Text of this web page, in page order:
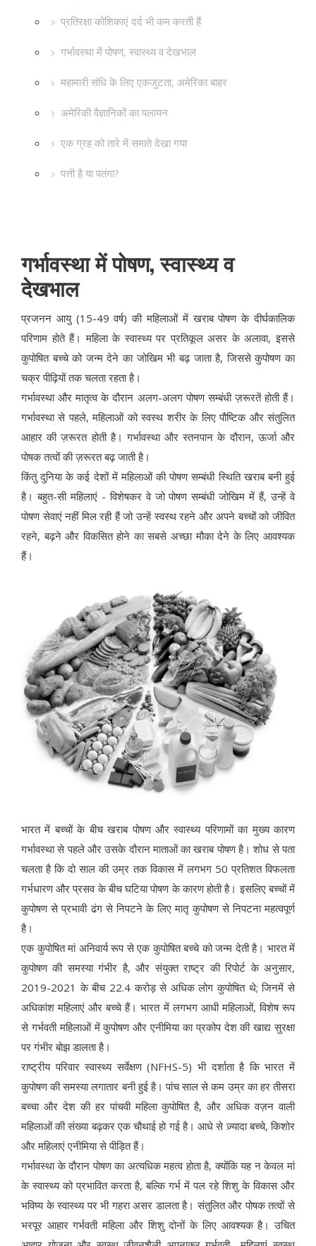
प्रतिरक्षा कोशिकाएं दर्द भी कम करती हैं
गर्भावस्था में पोषण, स्वास्थ्य व देखभाल
महामारी संधि के लिए एकजुटता, अमेरिका बाहर
अमेरिकी वैज्ञानिकों का पलायन
एक ग्रह को तारे में समाते देखा गया
पत्ती है या पतंगा?
गर्भावस्था में पोषण, स्वास्थ्य व
देखभाल
प्रजनन आयु (15-49 वर्ष) की महिलाओं में खराब पोषण के दीर्घकालिक
परिणाम होते हैं। महिला के स्वास्थ्य पर प्रतिकूल असर के अलावा, इससे
कुपोषित बच्चे को जन्म देने का जोखिम भी बढ़ जाता है, जिससे कुपोषण का
चक्र पीढ़ियों तक चलता रहता है।
गर्भावस्था और मातृत्व के दौरान अलग-अलग पोषण सम्बंधी ज़रूरतें होती हैं।
गर्भावस्था से पहले, महिलाओं को स्वस्थ शरीर के लिए पौष्टिक और संतुलित
आहार की ज़रूरत होती है। गर्भावस्था और स्तनपान के दौरान, ऊर्जा और
पोषक तत्वों की ज़रूरत बढ़ जाती है।
किंतु दुनिया के कई देशों में महिलाओं की पोषण सम्बंधी स्थिति खराब बनी हुई
है। बहुत-सी महिलाएं - विशेषकर वे जो पोषण सम्बंधी जोखिम में हैं, उन्हें वे
पोषण सेवाएं नहीं मिल रही हैं जो उन्हें स्वस्थ रहने और अपने बच्चों को जीवित
रहने, बढ़ने और विकसित होने का सबसे अच्छा मौका देने के लिए आवश्यक
हैं।
भारत में बच्चों के बीच खराब पोषण और स्वास्थ्य परिणामों का मुख्य कारण
गर्भावस्था से पहले और उसके दौरान माताओं का खराब पोषण है। शोध से पता
चलता है कि दो साल की उम्र तक विकास में लगभग 50 प्रतिशत विफलता
गर्भधारण और प्रसव के बीच घटिया पोषण के कारण होती है। इसलिए बच्चों में
कुपोषण से प्रभावी ढंग से निपटने के लिए मातृ कुपोषण से निपटना महत्वपूर्ण
है।
एक कुपोषित मां अनिवार्य रूप से एक कुपोषित बच्चे को जन्म देती है। भारत में
कुपोषण की समस्या गंभीर है, और संयुक्त राष्ट्र की रिपोर्ट के अनुसार,
2019-2021 के बीच 22.4 करोड़ से अधिक लोग कुपोषित थे; जिनमें से
अधिकांश महिलाएं और बच्चे हैं। भारत में लगभग आधी महिलाओं, विशेष रूप
से गर्भवती महिलाओं में कुपोषण और एनीमिया का प्रकोप देश की खाद्य सुरक्षा
पर गंभीर बोझ डालता है।
राष्ट्रीय परिवार स्वास्थ्य सर्वेक्षण (NFHS-5) भी दर्शाता है कि भारत में
कुपोषण की समस्या लगातार बनी हुई है। पांच साल से कम उम्र का हर तीसरा
बच्चा और देश की हर पांचवी महिला कुपोषित है, और अधिक वज़न वाली
महिलाओं की संख्या बढ़कर एक चौथाई हो गई है। आधे से ज़्यादा बच्चे, किशोर
और महिलाएं एनीमिया से पीड़ित हैं।
गर्भावस्था के दौरान पोषण का अत्यधिक महत्व होता है, क्योंकि यह न केवल मां
के स्वास्थ्य को प्रभावित करता है, बल्कि गर्भ में पल रहे शिशु के विकास और
भविष्य के स्वास्थ्य पर भी गहरा असर डालता है। संतुलित और पोषक तत्वों से
भरपूर आहार गर्भवती महिला और शिशु दोनों के लिए आवश्यक है। उचित